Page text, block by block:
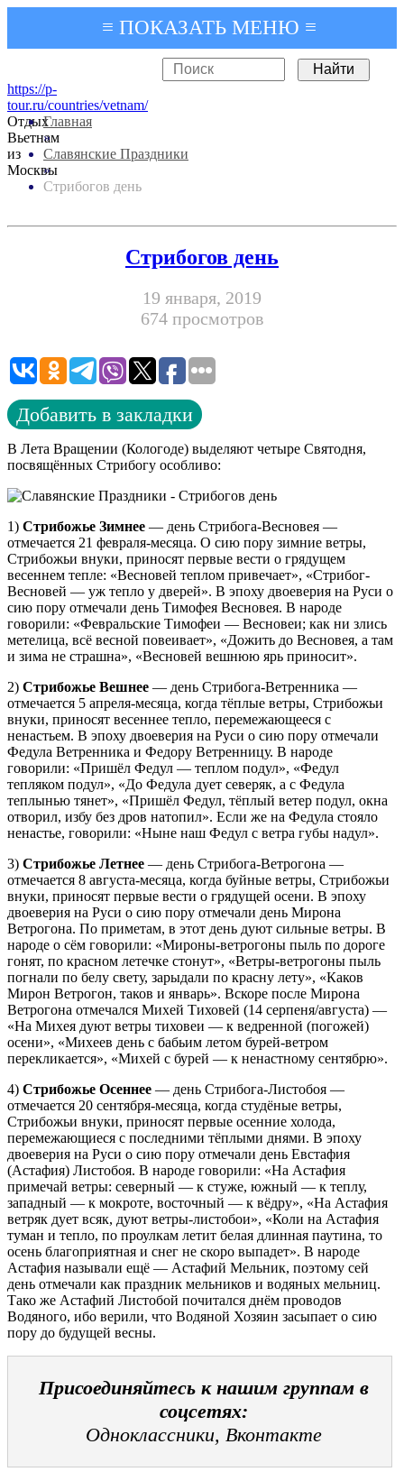
≡ ПОКАЗАТЬ МЕНЮ ≡
https://p-
tour.ru/countries/vetnam/
Отдых
Вьетнам
из
Москвы
Главная
»
Славянские Праздники
»
Стрибогов день
Стрибогов день
19 января, 2019
674 просмотров
Добавить в закладки
В Лета Вращении (Кологоде) выделяют четыре Святодня,
посвящённых Стрибогу особливо:
1) Стрибожье Зимнее — день Стрибога-Весновея —
отмечается 21 февраля-месяца. О сию пору зимние ветры,
Стрибожьи внуки, приносят первые вести о грядущем
весеннем тепле: «Весновей теплом привечает», «Стрибог-
Весновей — уж тепло у дверей». В эпоху двоеверия на Руси о
сию пору отмечали день Тимофея Весновея. В народе
говорили: «Февральские Тимофеи — Весновеи; как ни злись
метелица, всё весной повеивает», «Дожить до Весновея, а там
и зима не страшна», «Весновей вешнюю ярь приносит».
2) Стрибожье Вешнее — день Стрибога-Ветренника —
отмечается 5 апреля-месяца, когда тёплые ветры, Стрибожьи
внуки, приносят весеннее тепло, перемежающееся с
ненастьем. В эпоху двоеверия на Руси о сию пору отмечали
Федула Ветренника и Федору Ветренницу. В народе
говорили: «Пришёл Федул — теплом подул», «Федул
тепляком подул», «До Федула дует северяк, а с Федула
теплынью тянет», «Пришёл Федул, тёплый ветер подул, окна
отворил, избу без дров натопил». Если же на Федула стояло
ненастье, говорили: «Ныне наш Федул с ветра губы надул».
3) Стрибожье Летнее — день Стрибога-Ветрогона —
отмечается 8 августа-месяца, когда буйные ветры, Стрибожьи
внуки, приносят первые вести о грядущей осени. В эпоху
двоеверия на Руси о сию пору отмечали день Мирона
Ветрогона. По приметам, в этот день дуют сильные ветры. В
народе о сём говорили: «Мироны-ветрогоны пыль по дороге
гонят, по красном летечке стонут», «Ветры-ветрогоны пыль
погнали по белу свету, зарыдали по красну лету», «Каков
Мирон Ветрогон, таков и январь». Вскоре после Мирона
Ветрогона отмечался Михей Тиховей (14 серпеня/августа) —
«На Михея дуют ветры тиховеи — к ведренной (погожей)
осени», «Михеев день с бабьим летом бурей-ветром
перекликается», «Михей с бурей — к ненастному сентябрю».
4) Стрибожье Осеннее — день Стрибога-Листобоя —
отмечается 20 сентября-месяца, когда студёные ветры,
Стрибожьи внуки, приносят первые осенние холода,
перемежающиеся с последними тёплыми днями. В эпоху
двоеверия на Руси о сию пору отмечали день Евстафия
(Астафия) Листобоя. В народе говорили: «На Астафия
примечай ветры: северный — к стуже, южный — к теплу,
западный — к мокроте, восточный — к вёдру», «На Астафия
ветряк дует всяк, дуют ветры-листобои», «Коли на Астафия
туман и тепло, по проулкам летит белая длинная паутина, то
осень благоприятная и снег не скоро выпадет». В народе
Астафия называли ещё — Астафий Мельник, поэтому сей
день отмечали как праздник мельников и водяных мельниц.
Тако же Астафий Листобой почитался днём проводов
Водяного, ибо верили, что Водяной Хозяин засыпает о сию
пору до будущей весны.
Присоединяйтесь к нашим группам в
соцсетях:
Одноклассники, Вконтакте